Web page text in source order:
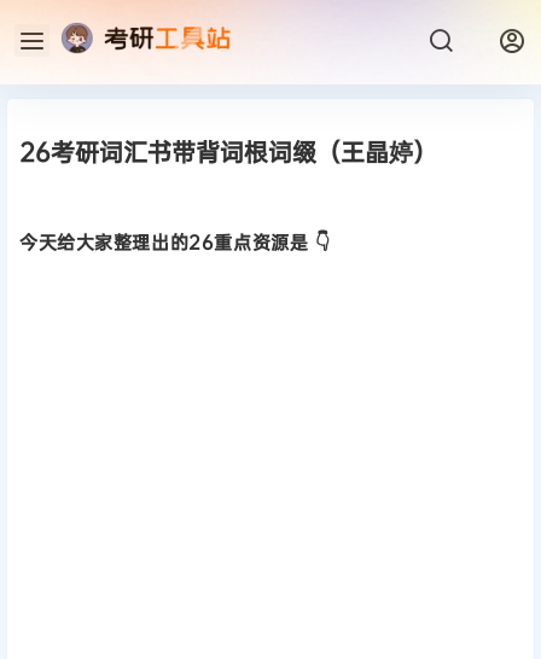
26考研词汇书带背词根词缀（王晶婷）
今天给大家整理出的26重点资源是 👇